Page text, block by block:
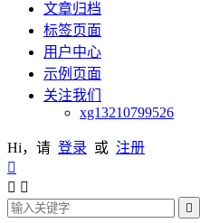
文章归档
标签页面
用户中心
示例页面
关注我们
xg13210799526
Hi，请 登录 或 注册

 
